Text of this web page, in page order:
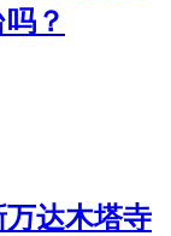
？
达木塔寺